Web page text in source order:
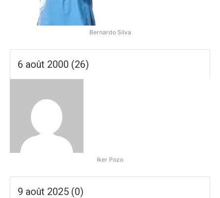
Bernardo Silva
6 août 2000 (26)
Iker Pozo
9 août 2025 (0)